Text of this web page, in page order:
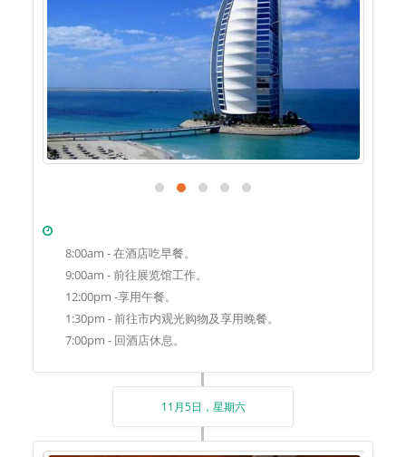
8:00am - 在酒店吃早餐。
9:00am - 前往展览馆工作。
12:00pm -享用午餐。
1:30pm - 前往市内观光购物及享用晚餐。
7:00pm - 回酒店休息。
11月5日，星期六